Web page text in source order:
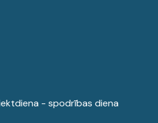
- spodrības diena